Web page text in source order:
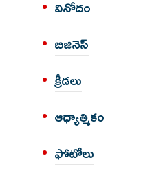
వినోదం
బిజినెస్
క్రీడలు
ఆధ్యాత్మికం
ఫోటోలు